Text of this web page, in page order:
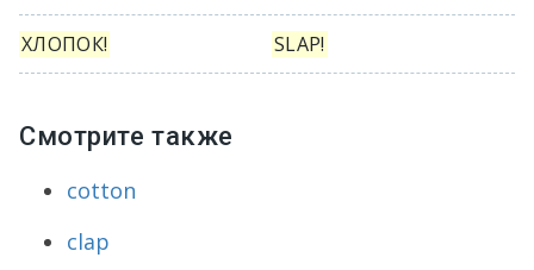
ХЛОПОК! SLAP!
Смотрите также
cotton
clap